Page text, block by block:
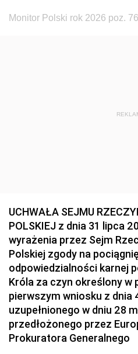
Monitor Polski rok 2026 poz.
UCHWAŁA SEJMU
POLSKIEJ z dnia 31 lipca
wyrażenia przez Sejm
Polskiej zgody na
odpowiedzialności karnej
Króla za czyn określony w
pierwszym wniosku z dnia
uzupełnionego w dniu 28
przedłożonego przez
Prokuratora Generalnego